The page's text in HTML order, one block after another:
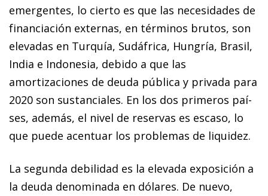
emergentes, lo cierto es que las necesidades de
financiación externas, en términos brutos, son
eleva­­das en Turquía, Sudáfrica, Hungría, Brasil,
India e Indonesia, debido a que las
amortizaciones de deuda pú­­blica y pri­­vada para
2020 son sustanciales. En los dos primeros paí­­
ses, además, el nivel de reservas es escaso, lo
que puede acentuar los problemas de liquidez.
La segunda debilidad es la elevada exposición a
la deuda denominada en dólares. De nuevo,